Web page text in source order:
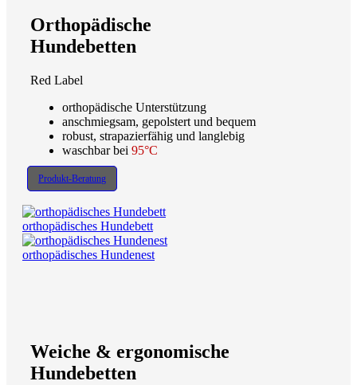
Orthopädische
Hundebetten
Red Label
orthopädische Unterstützung
anschmiegsam, gepolstert und bequem
robust, strapazierfähig und langlebig
waschbar bei 95°C
Produkt-Beratung
orthopädisches Hundebett
orthopädisches Hundenest
Weiche & ergonomische
Hundebetten